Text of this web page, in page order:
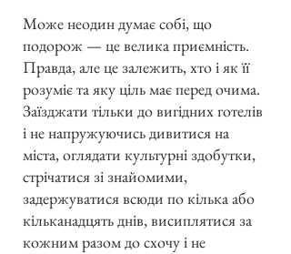
Може неодин думає собі, що
подорож — це велика приємність.
Правда, але це залежить, хто і як її
розуміє та яку ціль має перед очима.
Заїзджати тільки до вигідних готелів
і не напружуючись дивитися на
міста, оглядати культурні здобутки,
стрічатися зі знайомими,
задержуватися всюди по кілька або
кільканадцять днів, висиплятися за
кожним разом до схочу і не